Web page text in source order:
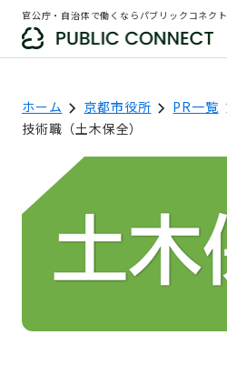
官公庁・自治体で働くならパブリックコネクト
ホーム 京都市役所 PR一覧
技術職（土木保全）